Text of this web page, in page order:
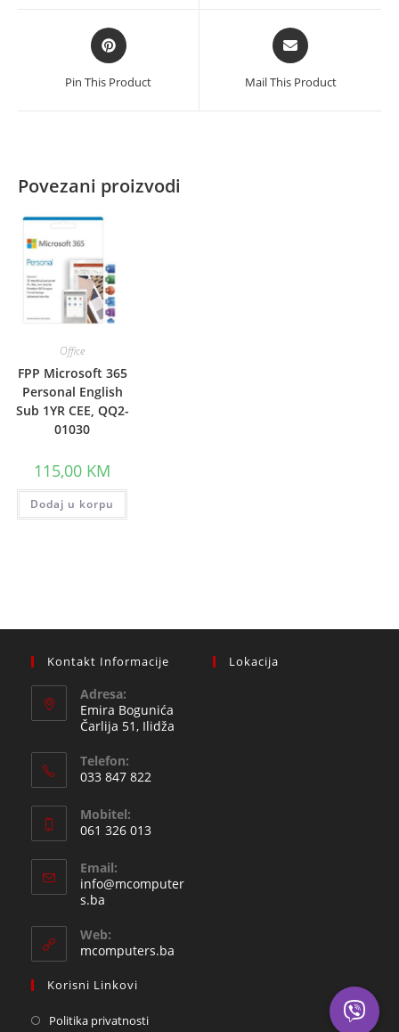
Opens
in
a
new
Pin This Product
Opens
in
a
new
Mail This Product
Povezani proizvodi
Office
FPP Microsoft 365
Personal English
Sub 1YR CEE, QQ2-
01030
115,00 KM
Dodaj u korpu
Kontakt Informacije
Adresa:
Emira Bogunića
Čarlija 51, Ilidža
Telefon:
033 847 822
in
your
application
Mobitel:
061 326 013
in
your
Email:
info@mcomputer
s.ba
your
application
Web:
mcomputers.ba
Korisni Linkovi
Politika privatnosti
Lokacija